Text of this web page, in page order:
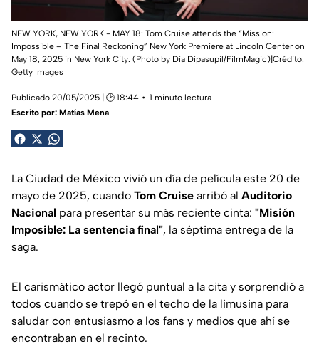
NEW YORK, NEW YORK - MAY 18: Tom Cruise attends the “Mission:
Impossible – The Final Reckoning” New York Premiere at Lincoln Center on
May 18, 2025 in New York City. (Photo by Dia Dipasupil/FilmMagic)|Crédito:
Getty Images
Publicado 20/05/2025 | 🕑 18:44
1 minuto lectura
Escrito por: Matías Mena
La Ciudad de México vivió un día de película este 20 de
mayo de 2025, cuando Tom Cruise arribó al Auditorio
Nacional para presentar su más reciente cinta: "Misión
Imposible: La sentencia final", la séptima entrega de la
saga.
El carismático actor llegó puntual a la cita y sorprendió a
todos cuando se trepó en el techo de la limusina para
saludar con entusiasmo a los fans y medios que ahí se
encontraban en el recinto.